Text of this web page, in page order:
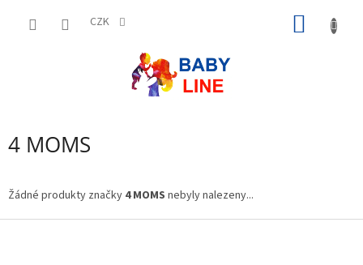
CZK
4 MOMS
Žádné produkty značky 4 MOMS nebyly nalezeny...
Z